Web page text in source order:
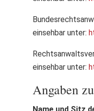
einsehbar unter:
einsehbar unter:
Angaben
Name und Sitz